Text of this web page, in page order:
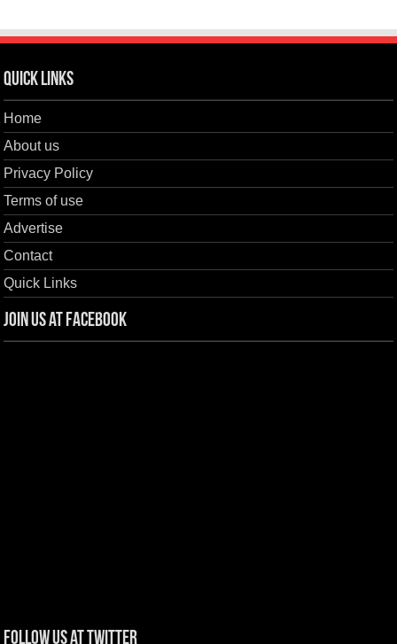
Quick Links
Home
About us
Privacy Policy
Terms of use
Advertise
Contact
Quick Links
Join us at Facebook
Follow us at Twitter